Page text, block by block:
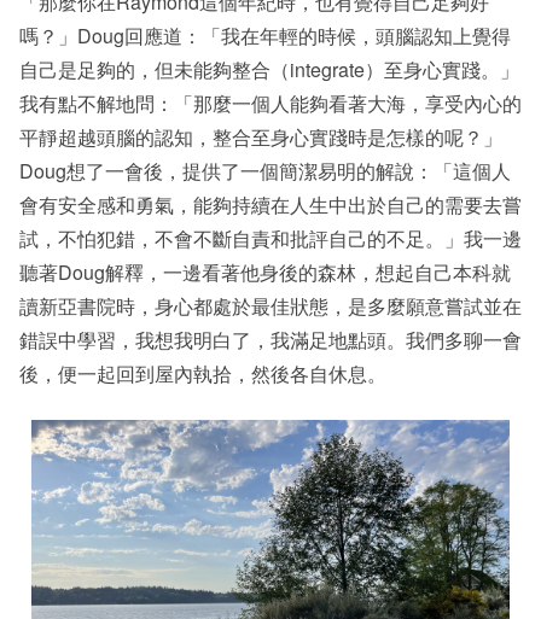
嗎？」Doug回應道：「我在年輕的時候，頭腦認知上覺得
自己是足夠的，但未能夠整合（integrate）至身心實踐。」
我有點不解地問：「那麼一個人能夠看著大海，享受內心的
平靜超越頭腦的認知，整合至身心實踐時是怎樣的呢？」
Doug想了一會後，提供了一個簡潔易明的解說：「這個人
會有安全感和勇氣，能夠持續在人生中出於自己的需要去嘗
試，不怕犯錯，不會不斷自責和批評自己的不足。」我一邊
聽著Doug解釋，一邊看著他身後的森林，想起自己本科就
讀新亞書院時，身心都處於最佳狀態，是多麼願意嘗試並在
錯誤中學習，我想我明白了，我滿足地點頭。我們多聊一會
後，便一起回到屋內執拾，然後各自休息。